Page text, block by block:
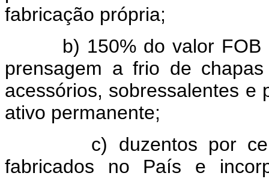
fabricação própria;
b) 150% do valor FOB
prensagem a frio de
acessórios, sobressalentes e
ativo permanente;
c) duzentos por cento
fabricados no País e